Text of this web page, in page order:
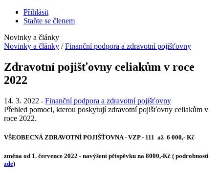
Přihlásit
Staňte se členem
Novinky a články
Novinky a články / Finanční podpora a zdravotní pojišťovny
Zdravotní pojišťovny celiakům v roce
2022
14. 3. 2022
Finanční podpora a zdravotní pojišťovny
Přehled pomoci, kterou poskytují zdravotní pojišťovny celiakům v
roce 2022.
VŠEOBECNÁ ZDRAVOTNÍ POJIŠŤOVNA - VZP - 111 až 6 000,- Kč
změna od 1. července 2022 - navýšení příspěvku na 8000,-Kč ( podrobnosti
zde)